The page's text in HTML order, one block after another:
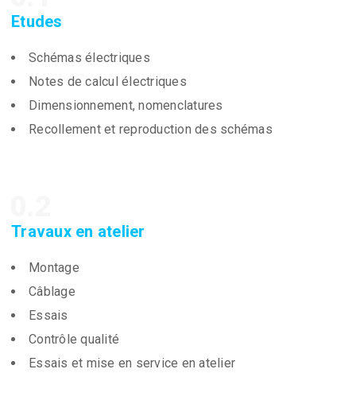
Etudes
Schémas électriques
Notes de calcul électriques
Dimensionnement, nomenclatures
Recollement et reproduction des schémas
Travaux en atelier
Montage
Câblage
Essais
Contrôle qualité
Essais et mise en service en atelier